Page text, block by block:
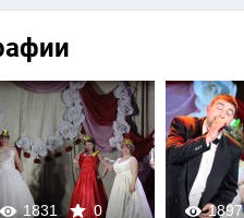
1831
0
1897